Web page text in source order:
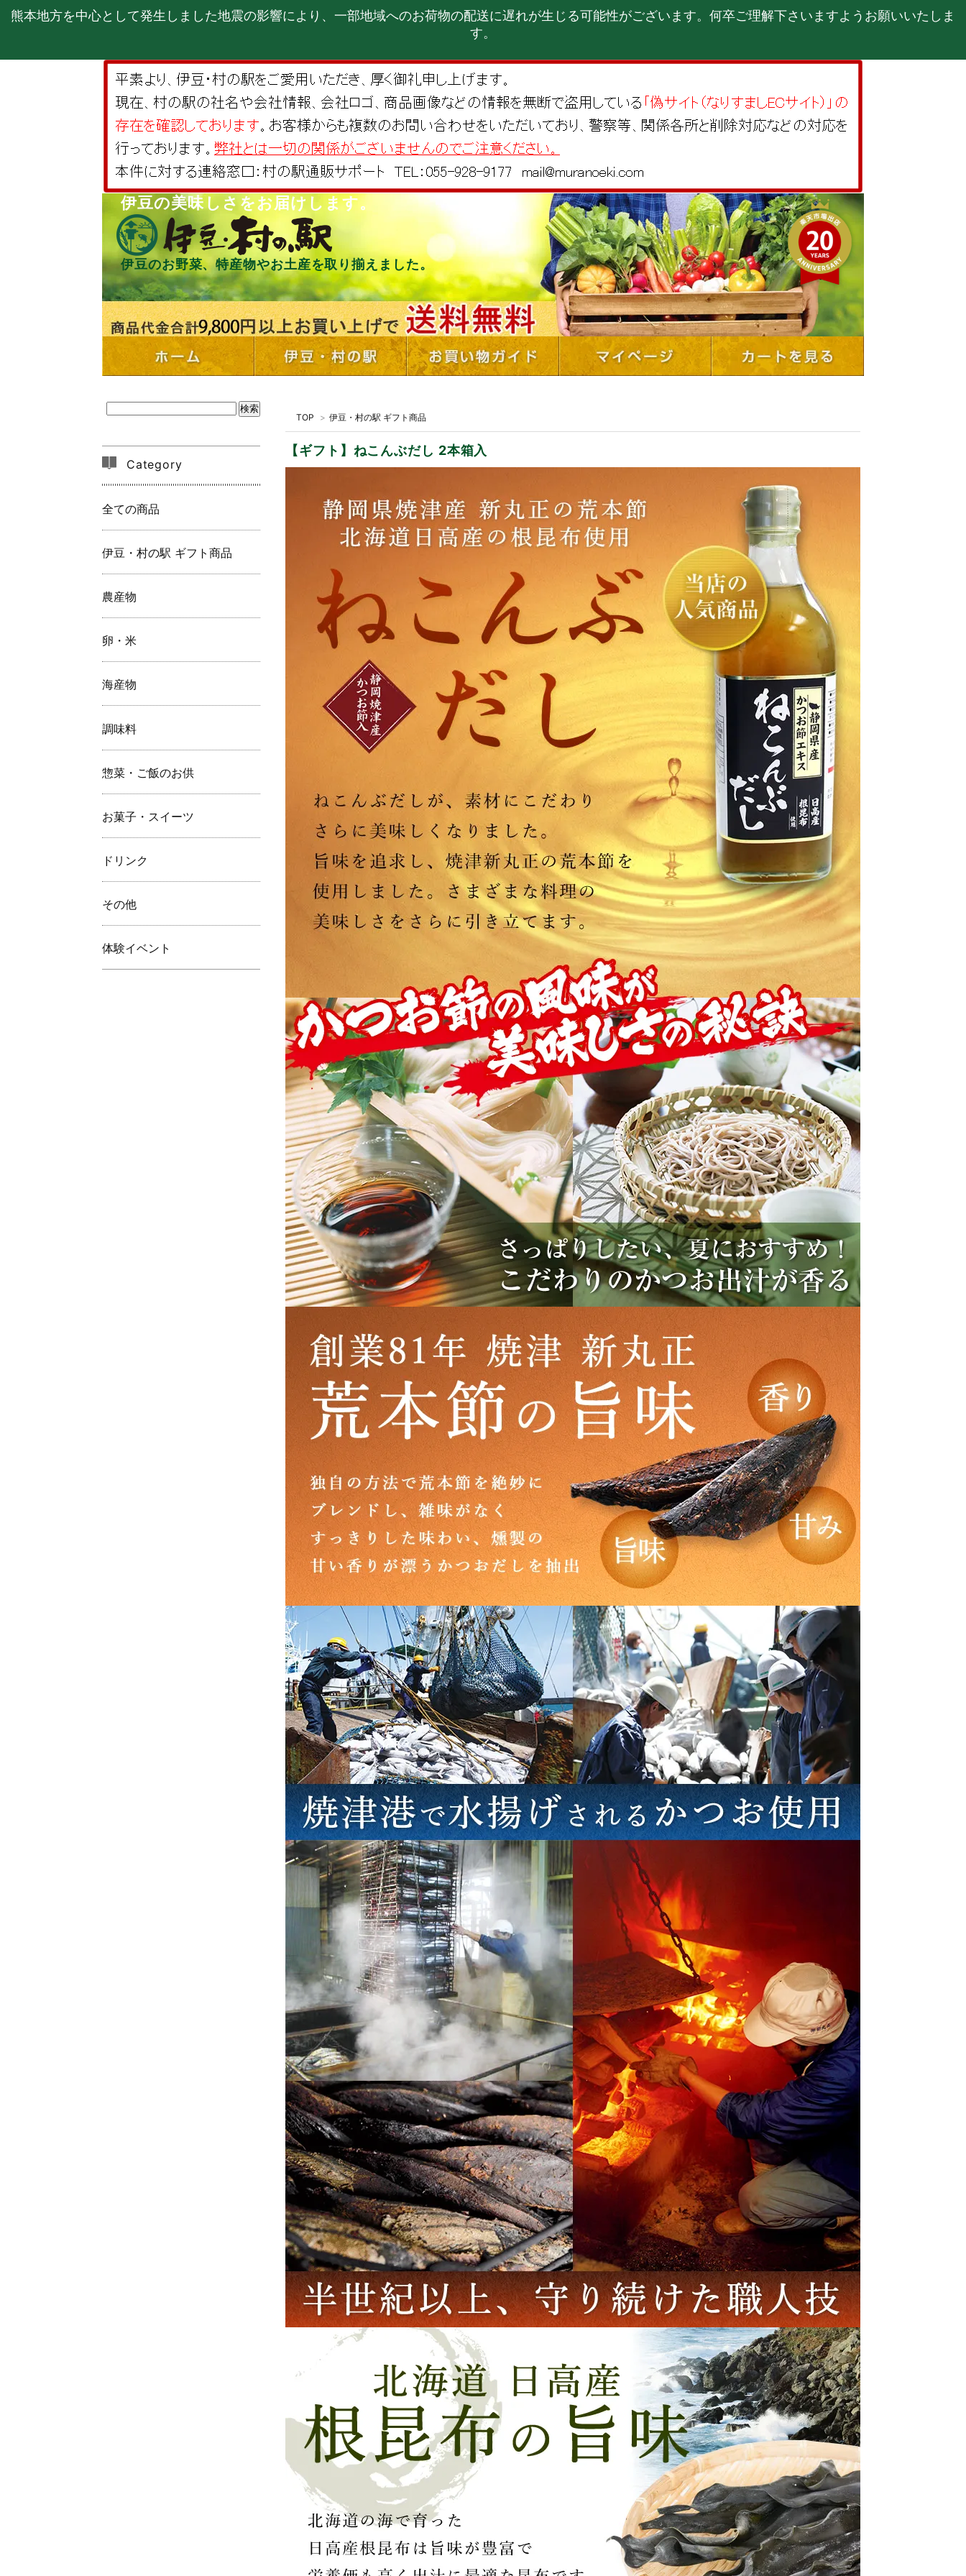
熊本地方を中心として発生しました地震の影響により、一部地域へのお荷物の配送に遅れが生じる可能性がございます。何卒ご理解下さいますようお願いいたしま
す。
伊豆の美味しさをお届けします。
伊豆のお野菜、特産物やお土産を取り揃えました。
TOP > 伊豆・村の駅 ギフト商品
【ギフト】ねこんぶだし 2本箱入
Category
全ての商品
伊豆・村の駅 ギフト商品
農産物
卵・米
海産物
調味料
惣菜・ご飯のお供
お菓子・スイーツ
ドリンク
その他
体験イベント